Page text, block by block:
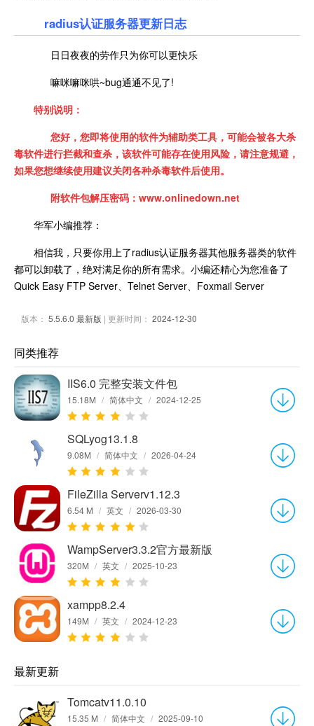
radius认证服务器更新日志
日日夜夜的劳作只为你可以更快乐
嘛咪嘛咪哄~bug通通不见了!
特别说明：
您好，您即将使用的软件为辅助类工具，可能会被各大杀
毒软件进行拦截和查杀，该软件可能存在使用风险，请注意规避，
如果您想继续使用建议关闭各种杀毒软件后使用。
附软件包解压密码：www.onlinedown.net
华军小编推荐：
相信我，只要你用上了radius认证服务器其他服务器类的软件
都可以卸载了，绝对满足你的所有需求。小编还精心为您准备了
Quick Easy FTP Server、Telnet Server、Foxmail Server
版本： 5.5.6.0 最新版 | 更新时间： 2024-12-30
同类推荐
IIS6.0 完整安装文件包
15.18M / 简体中文 / 2024-12-25
SQLyog13.1.8
9.08M / 简体中文 / 2026-04-24
FileZilla Serverv1.12.3
6.54 M / 英文 / 2026-03-30
WampServer3.3.2官方最新版
320M / 英文 / 2025-10-23
xampp8.2.4
149M / 英文 / 2024-12-23
最新更新
Tomcatv11.0.10
15.35 M / 简体中文 / 2025-09-10